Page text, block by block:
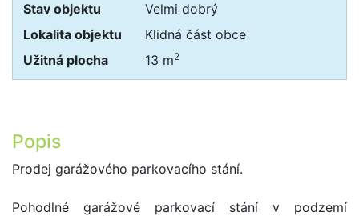
Stav objektu
Velmi dobrý
Lokalita objektu
Klidná část obce
Užitná plocha
13 m2
Popis
Prodej garážového parkovacího stání.
Pohodlné garážové parkovací stání v podzemí